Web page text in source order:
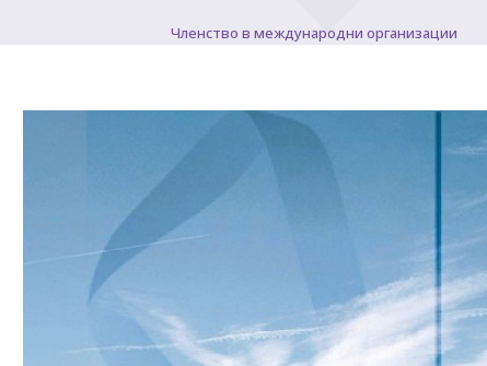
Членство в международни организации